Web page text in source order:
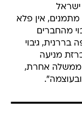
ישראל
אין פלא
מהחברים
בררנית, גיבוי
מניעה
ממשלה אחרת,